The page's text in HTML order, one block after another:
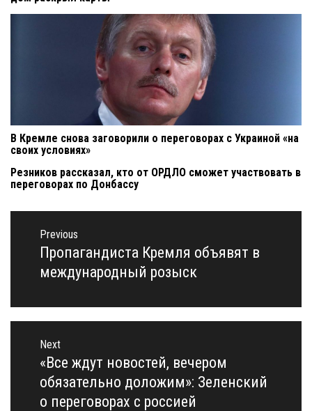
В Кремле снова заговорили о переговорах с Украиной «на
своих условиях»
Резников рассказал, кто от ОРДЛО сможет участвовать в
переговорах по Донбассу
Навигация
записям
Previous
Previous
post:
Пропагандиста Кремля объявят в
международный розыск
Next
Next
post:
«Все ждут новостей, вечером
обязательно доложим»: Зеленский
о переговорах с россией